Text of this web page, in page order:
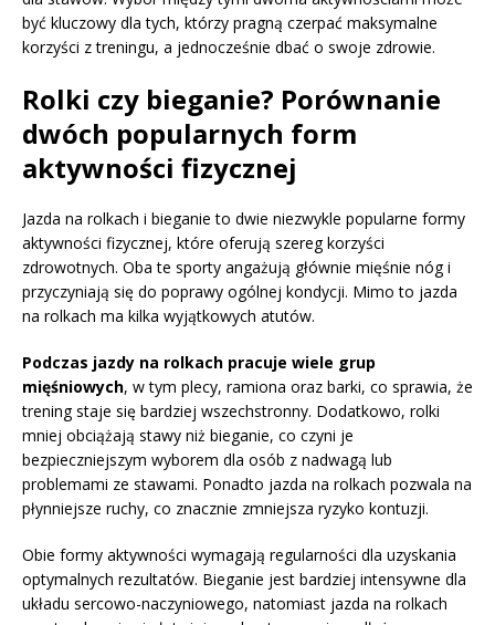
być kluczowy dla tych, którzy pragną czerpać maksymalne
korzyści z treningu, a jednocześnie dbać o swoje zdrowie.
Rolki czy bieganie? Porównanie
dwóch popularnych form
aktywności fizycznej
Jazda na rolkach i bieganie to dwie niezwykle popularne formy
aktywności fizycznej, które oferują szereg korzyści
zdrowotnych. Oba te sporty angażują głównie mięśnie nóg i
przyczyniają się do poprawy ogólnej kondycji. Mimo to jazda
na rolkach ma kilka wyjątkowych atutów.
Podczas jazdy na rolkach pracuje wiele grup
mięśniowych, w tym plecy, ramiona oraz barki, co sprawia, że
trening staje się bardziej wszechstronny. Dodatkowo, rolki
mniej obciążają stawy niż bieganie, co czyni je
bezpieczniejszym wyborem dla osób z nadwagą lub
problemami ze stawami. Ponadto jazda na rolkach pozwala na
płynniejsze ruchy, co znacznie zmniejsza ryzyko kontuzji.
Obie formy aktywności wymagają regularności dla uzyskania
optymalnych rezultatów. Bieganie jest bardziej intensywne dla
układu sercowo-naczyniowego, natomiast jazda na rolkach